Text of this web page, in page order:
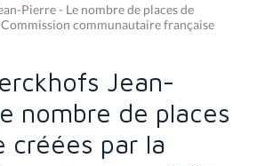
Pierre - Le nombre de places de
communautaire française
Jean-
nombre de places
créées par la